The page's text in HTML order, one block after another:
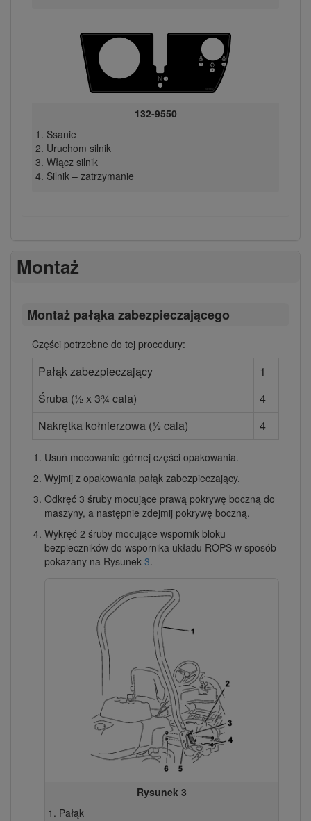
132-9550
Ssanie
Uruchom silnik
Włącz silnik
Silnik – zatrzymanie
Montaż
Montaż pałąka zabezpieczającego
Części potrzebne do tej procedury:
Pałąk zabezpieczający
1
Śruba (½ x 3¾ cala)
4
Nakrętka kołnierzowa (½ cala)
4
Usuń mocowanie górnej części opakowania.
Wyjmij z opakowania pałąk zabezpieczający.
Odkręć 3 śruby mocujące prawą pokrywę boczną do
maszyny, a następnie zdejmij pokrywę boczną.
Wykręć 2 śruby mocujące wspornik bloku
bezpieczników do wspornika układu ROPS w sposób
pokazany na Rysunek 3.
Rysunek 3
Pałąk